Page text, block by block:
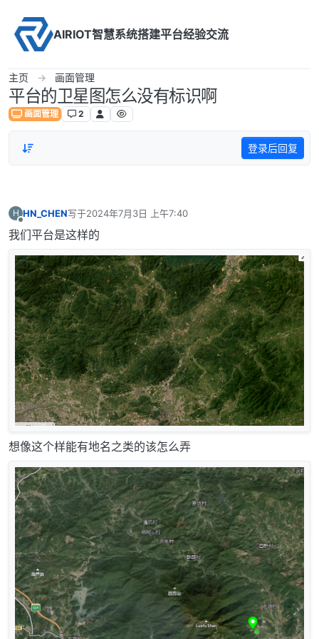
AIRIOT智慧系统搭建平台经验交流
主页 画面管理
平台的卫星图怎么没有标识啊
画面管理 2
登录后回复
H
离线
HN_CHEN写于2024年7月3日 上午7:40
最后由 编辑
我们平台是这样的
想像这个样能有地名之类的该怎么弄